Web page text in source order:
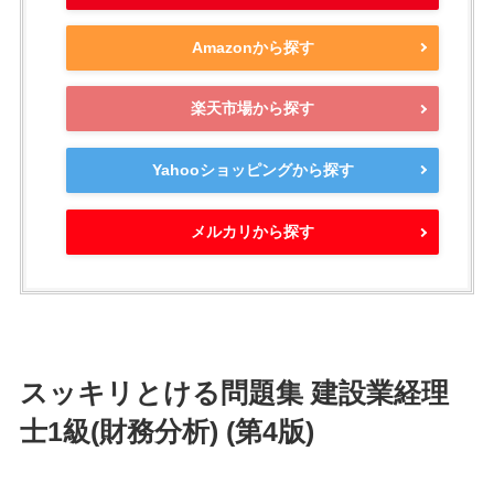
Amazonから探す
楽天市場から探す
Yahooショッピングから探す
メルカリから探す
スッキリとける問題集 建設業経理
士1級(財務分析) (第4版)